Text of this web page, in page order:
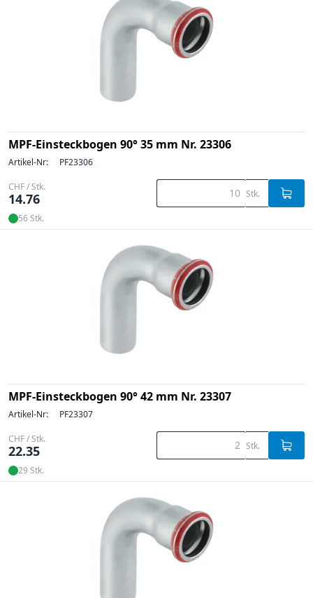
MPF-Einsteckbogen 90° 35 mm Nr. 23306
Artikel-Nr: PF23306
CHF / Stk.
14.76 Stk.
56 Stk.
MPF-Einsteckbogen 90° 42 mm Nr. 23307
Artikel-Nr: PF23307
CHF / Stk.
22.35 Stk.
29 Stk.